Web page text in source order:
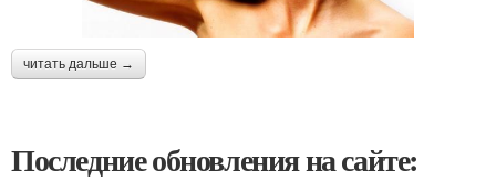
читать дальше →
Последние обновления на сайте: